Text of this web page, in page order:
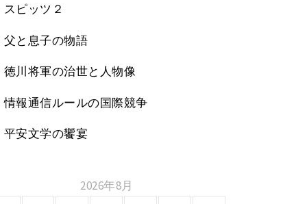
スピッツ２
父と息子の物語
徳川将軍の治世と人物像
情報通信ルールの国際競争
平安文学の饗宴
2026年8月